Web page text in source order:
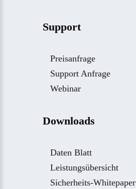
Support
Preisanfrage
Support Anfrage
Webinar
Downloads
Daten Blatt
Leistungsübersicht
Sicherheits-Whitepaper